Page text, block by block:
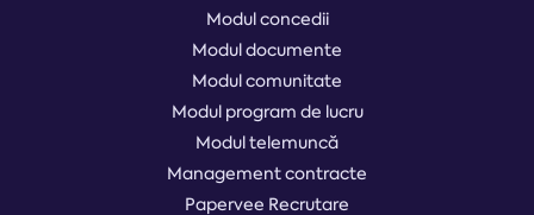
Modul concedii
Modul documente
Modul comunitate
Modul program de lucru
Modul telemuncă
Management contracte
Papervee Recrutare